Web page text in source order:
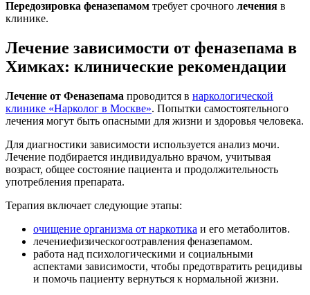
Передозировка феназепамом требует срочного лечения в
клинике.
Лечение зависимости от феназепама в
Химках: клинические рекомендации
Лечение от Феназепама проводится в наркологической
клинике «Нарколог в Москве». Попытки самостоятельного
лечения могут быть опасными для жизни и здоровья человека.
Для диагностики зависимости используется анализ мочи.
Лечение подбирается индивидуально врачом, учитывая
возраст, общее состояние пациента и продолжительность
употребления препарата.
Терапия включает следующие этапы:
очищение организма от наркотика и его метаболитов.
лечениефизическогоотравления феназепамом.
работа над психологическими и социальными
аспектами зависимости, чтобы предотвратить рецидивы
и помочь пациенту вернуться к нормальной жизни.